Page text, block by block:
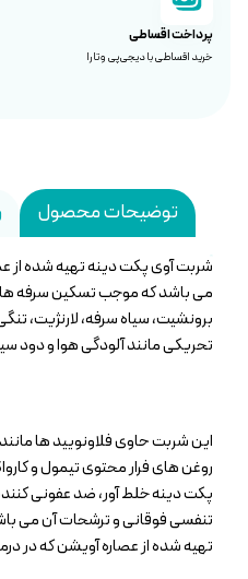
پرداخت اقساطی
خرید اقساطی با دیجی‌پی و تارا
توضیحات محصول
شربت آوی پکت دینه تهیه شده از
می باشد که موجب تسکین سرفه
برونشیت، سیاه سرفه، لارنژیت،
تحریکی مانند آلودگی هوا و دود
این شربت حاوی فلاونویید ها
روغن های فرار محتوی تیمول و
پکت دینه خلط آور، ضد عفونی
تنفسی فوقانی و ترشحات آن می
تهیه شده از عصاره آویشن که در